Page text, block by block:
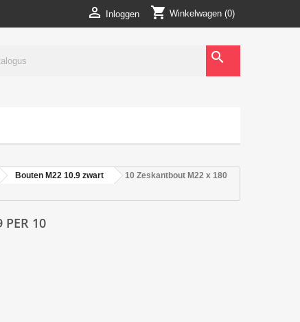
 Inloggen shopping_cart Winkelwagen (0)
search
Bouten M22 10.9 zwart
10 Zeskantbout M22 x 180
PER 10